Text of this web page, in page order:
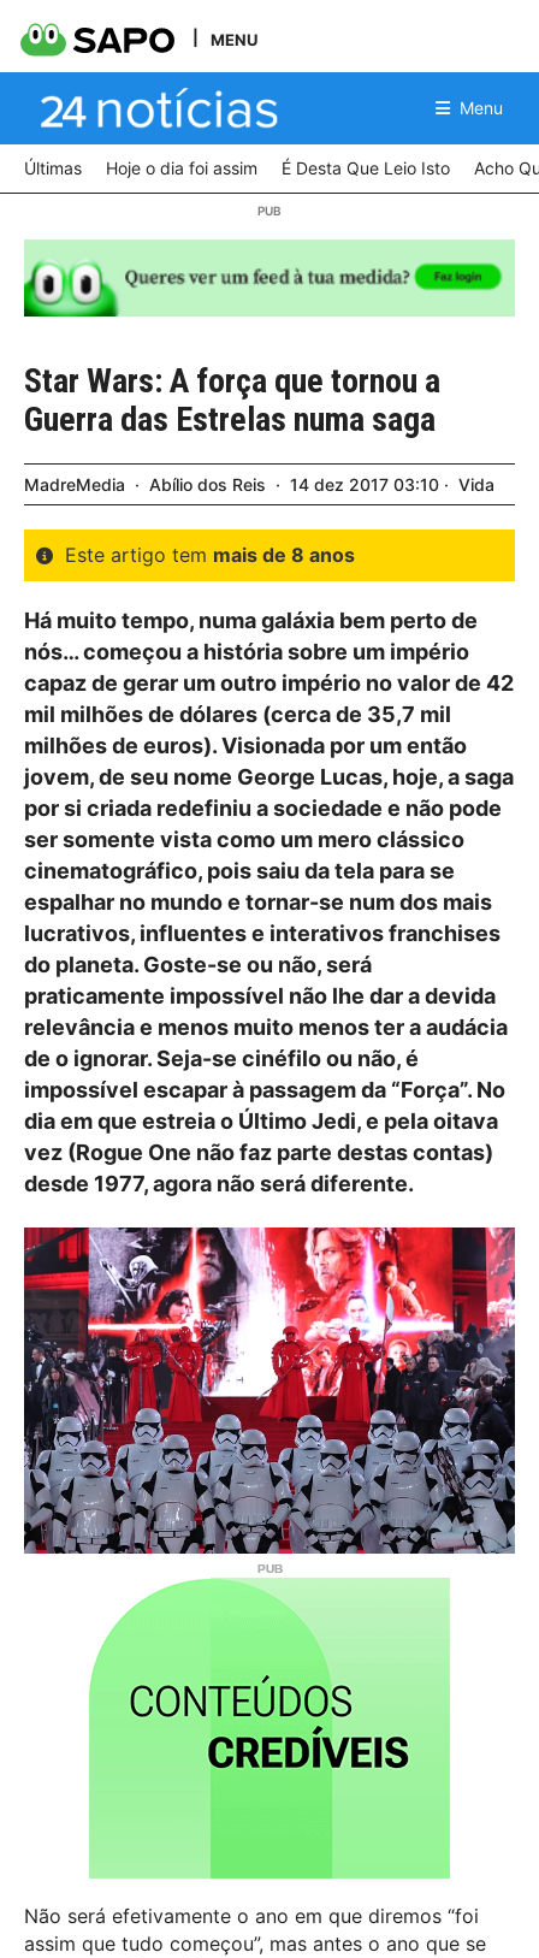
MENU
Menu
Últimas Hoje o dia foi assim É Desta Que Leio Isto Acho
Star Wars: A força que tornou a
Guerra das Estrelas numa saga
MadreMedia Abílio dos Reis 14 dez 2017 03:10 Vida
Este artigo tem mais de 8 anos
Há muito tempo, numa galáxia bem perto de
nós… começou a história sobre um império
capaz de gerar um outro império no valor de 42
mil milhões de dólares (cerca de 35,7 mil
milhões de euros). Visionada por um então
jovem, de seu nome George Lucas, hoje, a saga
por si criada redefiniu a sociedade e não pode
ser somente vista como um mero clássico
cinematográfico, pois saiu da tela para se
espalhar no mundo e tornar-se num dos mais
lucrativos, influentes e interativos franchises
do planeta. Goste-se ou não, será
praticamente impossível não lhe dar a devida
relevância e menos muito menos ter a audácia
de o ignorar. Seja-se cinéfilo ou não, é
impossível escapar à passagem da “Força”. No
dia em que estreia o Último Jedi, e pela oitava
vez (Rogue One não faz parte destas contas)
desde 1977, agora não será diferente.
Não será efetivamente o ano em que diremos “foi
assim que tudo começou”, mas antes o ano que se